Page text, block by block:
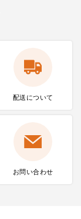
配送について
お問い合わせ